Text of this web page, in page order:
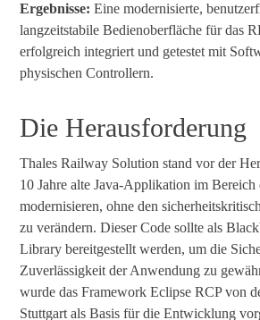
Ergebnisse: Eine modernisierte,
langzeitstabile Bedienoberfläche für das
erfolgreich integriert und getestet mit
physischen Controllern.
Die Herausforderung
Thales Railway Solution stand vor der
10 Jahre alte Java-Applikation im Bereich
modernisieren, ohne den
zu verändern. Dieser Code sollte als
Library bereitgestellt werden, um die
Zuverlässigkeit der Anwendung zu
wurde das Framework Eclipse RCP von
Stuttgart als Basis für die Entwicklung